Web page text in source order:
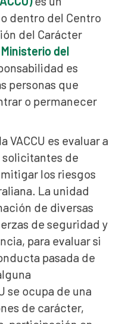
dentro del Centro
del Carácter
Ministerio del
es
personas que
o permanecer
VACCU es evaluar a
de
los riesgos
La unidad
de diversas
de seguridad y
para evaluar si
pasada de
se ocupa de una
de carácter,